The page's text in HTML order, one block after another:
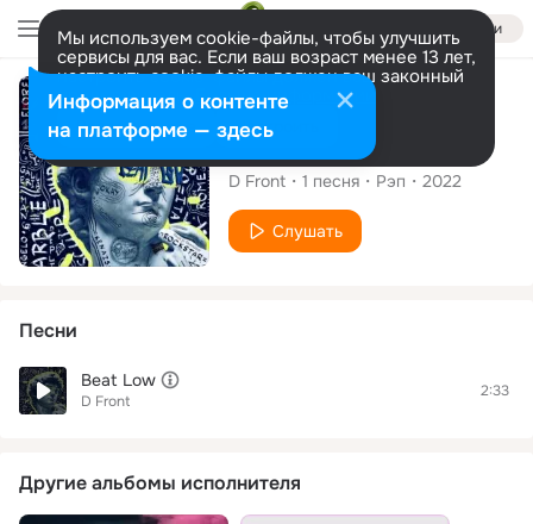
Войти
Мы используем cookie-файлы, чтобы улучшить
сервисы для вас. Если ваш возраст менее 13 лет,
настроить cookie-файлы должен ваш законный
представитель. Больше информации
Разрешить все Настроить
Сингл
Beat Low
D Front 1 песня Рэп 2022
Слушать
Песни
Beat Low
D Front
2:33
Другие альбомы исполнителя
Информация о контенте
на платформе — здесь